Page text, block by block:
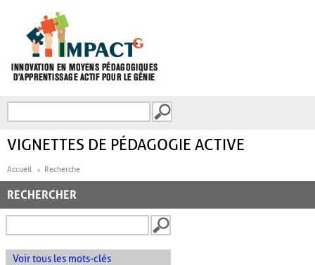
FORMULAIRE DE
VIGNETTES DE PÉDAGOGIE ACTIVE
Accueil Recherche
RECHERCHER
Voir tous les mots-clés